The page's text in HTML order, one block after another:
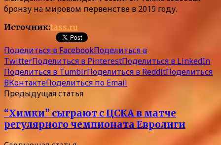
бронзу на мировом первенстве в 2019 году.
Источник:tass.ru
Поделиться в FacebookПоделиться в
TwitterПоделиться в PinterestПоделиться в LinkedIn
Поделиться в TumblrПоделиться в RedditПоделиться
ВКонтактеПоделиться по Email
Предыдущая статья
“Химки” сыграют с ЦСКА в матче
регулярного чемпионата Евролиги